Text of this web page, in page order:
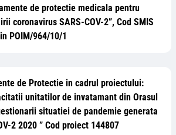
de protectie medicala pentru
coronavirus SARS-COV-2”, Cod SMIS
POIM/964/10/1
de Protectie in cadrul proiectului:
unitatilor de invatamant din Orasul
situatiei de pandemie generata
2 2020 ” Cod proiect 144807